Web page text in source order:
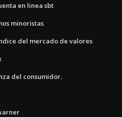
en linea sbt
minoristas
del mercado de valores
del consumidor.